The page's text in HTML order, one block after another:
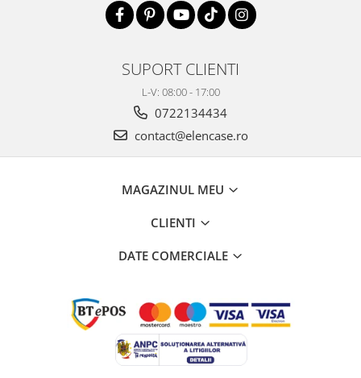
SUPORT CLIENTI
L-V: 08:00 - 17:00
0722134434
contact@elencase.ro
MAGAZINUL MEU
CLIENTI
DATE COMERCIALE